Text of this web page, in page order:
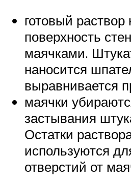
готовый раствор
поверхность
маячками.
наносится
выравнивается
маячки
застывания
Остатки
используются
отверстий от